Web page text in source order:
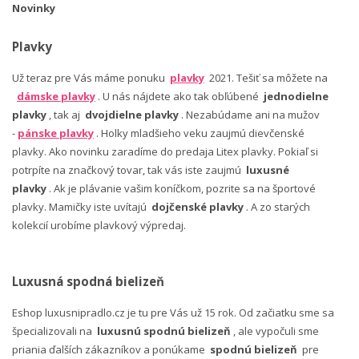
Novinky
Plavky
Už teraz pre Vás máme ponuku plavky 2021. Tešiť sa môžete na
dámske plavky . U nás nájdete ako tak obľúbené jednodielne
plavky , tak aj dvojdielne plavky . Nezabúdame ani na mužov
- pánske plavky . Holky mladšieho veku zaujmú dievčenské
plavky. Ako novinku zaradíme do predaja Litex plavky. Pokiaľ si
potrpíte na značkový tovar, tak vás iste zaujmú luxusné
plavky . Ak je plávanie vašim koníčkom, pozrite sa na športové
plavky. Mamičky iste uvítajú dojčenské plavky . A zo starých
kolekcií urobíme plavkový výpredaj.
Luxusná spodná bielizeň
Eshop luxusnipradlo.cz je tu pre Vás už 15 rok. Od začiatku sme sa
špecializovali na luxusnú spodnú bielizeň , ale vypočuli sme
priania ďalších zákazníkov a ponúkame spodnú bielizeň pre